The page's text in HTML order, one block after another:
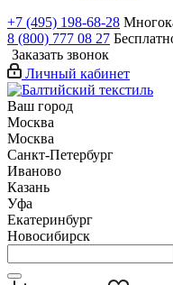
+7 (495) 198-68-28
8 (800) 777 08 27
Заказать звонок
Личный кабинет
Ваш город
Москва
Москва
Санкт-Петербург
Иваново
Казань
Уфа
Екатеринбург
Новосибирск